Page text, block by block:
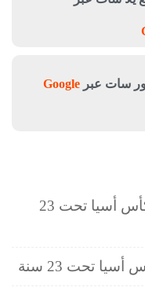
سات عبرGoogle
قنوات الإمارات وإيران تصفيات كأس أسيا تحت 23
تحت 23 سنة